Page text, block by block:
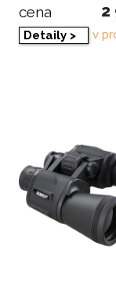
cena 2
Detaily > v